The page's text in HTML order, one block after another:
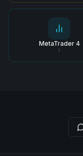
MetaTrader 4